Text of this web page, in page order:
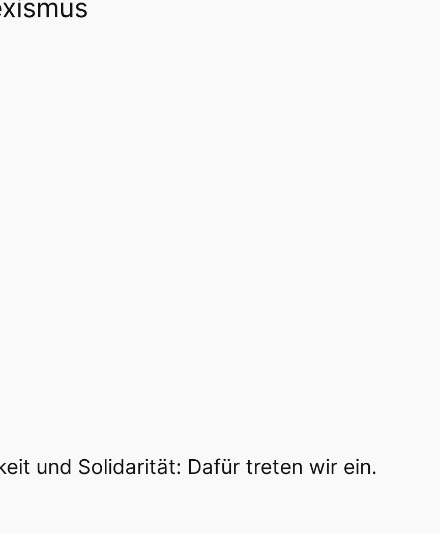
und Solidarität: Dafür treten wir ein.